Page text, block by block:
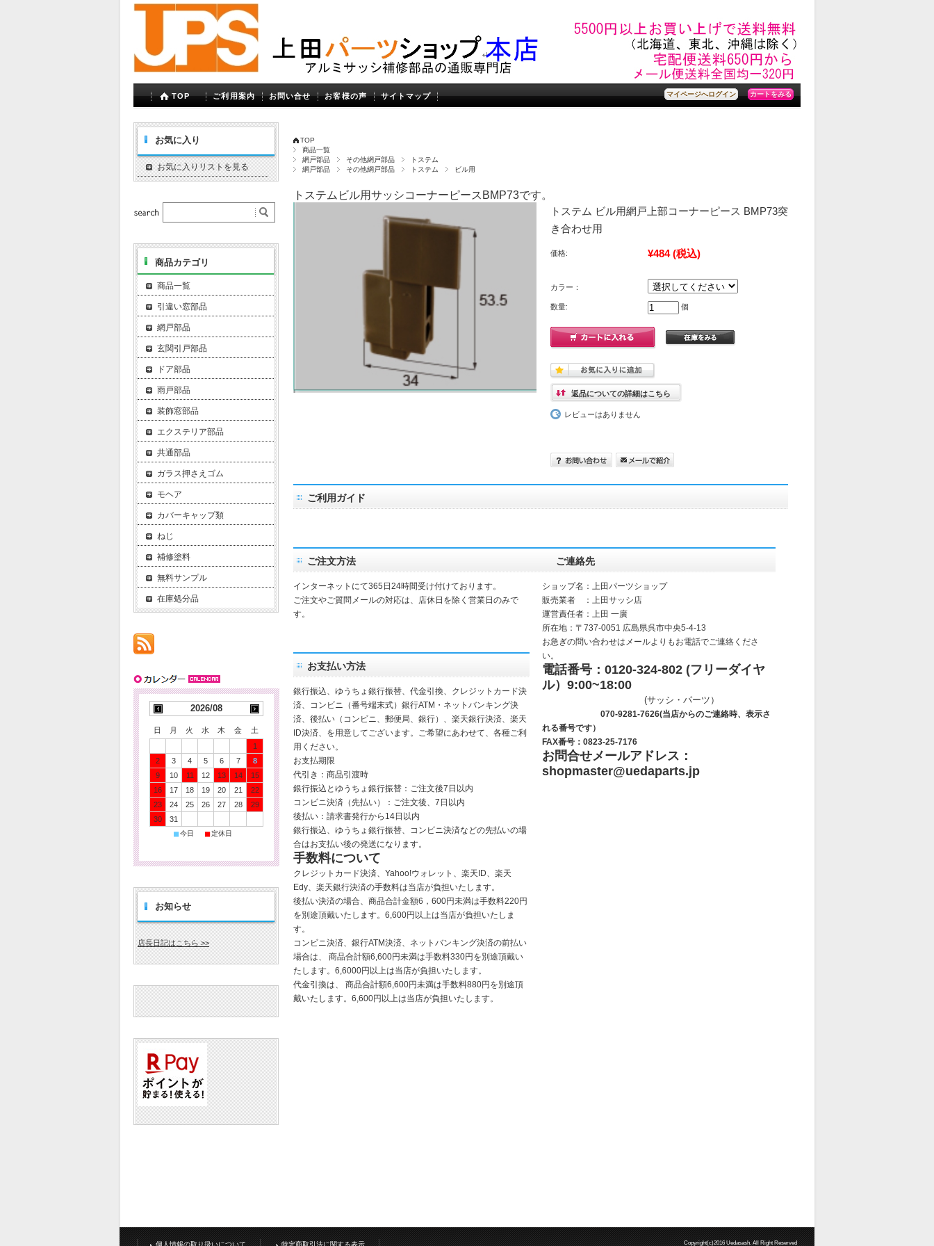
マイページへログイン カートをみる
TOP ご利用案内 お問い合せ お客様の声 サイトマップ
TOP
商品一覧
網戸部品
その他網戸部品
トステム
網戸部品
その他網戸部品 トステム ビル用
トステムビル用サッシコーナーピースBMP73です。
トステム ビル用網戸上部コーナーピース BMP73突
き合わせ用
価格: ¥484 (税込)
カラー：
数量: 個
返品についての詳細はこちら
レビューはありません
ご利用ガイド
ご注文方法
インターネットにて365日24時間受け付けております。
ご注文やご質問メールの対応は、店休日を除く営業日のみで
す。
お支払い方法
銀行振込、ゆうちょ銀行振替、代金引換、クレジットカード決
済、コンビニ（番号端末式）銀行ATM・ネットバンキング決
済、後払い（コンビニ、郵便局、銀行）、楽天銀行決済、楽天
ID決済、を用意してございます。ご希望にあわせて、各種ご利
用ください。
お支払期限
代引き：商品引渡時
銀行振込とゆうちょ銀行振替：ご注文後7日以内
コンビニ決済（先払い）：ご注文後、7日以内
後払い：請求書発行から14日以内
銀行振込、ゆうちょ銀行振替、コンビニ決済などの先払いの場
合はお支払い後の発送になります。
手数料について
クレジットカード決済、Yahoo!ウォレット、楽天ID、楽天
Edy、楽天銀行決済の手数料は当店が負担いたします。
後払い決済の場合、商品合計金額6，600円未満は手数料220円
を別途頂戴いたします。6,600円以上は当店が負担いたしま
す。
コンビニ決済、銀行ATM決済、ネットバンキング決済の前払い
場合は、 商品合計額6,600円未満は手数料330円を別途頂戴い
たします。6,6000円以上は当店が負担いたします。
代金引換は、 商品合計額6,600円未満は手数料880円を別途頂
戴いたします。6,600円以上は当店が負担いたします。
ご連絡先
ショップ名：上田パーツショップ
販売業者 ：上田サッシ店
運営責任者：上田 一廣
所在地：〒737-0051 広島県呉市中央5-4-13
お急ぎの問い合わせはメールよりもお電話でご連絡くださ
い。
電話番号：0120-324-802 (フリーダイヤ
ル）9:00~18:00
(サッシ・パーツ）
070-9281-7626(当店からのご連絡時、表示さ
れる番号です）
FAX番号：0823-25-7176
お問合せメールアドレス：
shopmaster@uedaparts.jp
お気に入り
お気に入りリストを見る
商品カテゴリ
商品一覧
引違い窓部品
網戸部品
玄関引戸部品
ドア部品
雨戸部品
装飾窓部品
エクステリア部品
共通部品
ガラス押さえゴム
モヘア
カバーキャップ類
ねじ
補修塗料
無料サンプル
在庫処分品
2026/08
日 月 火 水 木 金
土
1
2
3 4 5 6 7
8
9
10 11 12 13 14
15
16
17 18 19 20 21
22
23
24 25 26 27 28
29
30
31
■今日 ■定休日
お知らせ
店長日記はこちら >>
個人情報の取り扱いについて 特定商取引法に関する表示 Copyright(c)2016 Uedasash. All Right Reserved